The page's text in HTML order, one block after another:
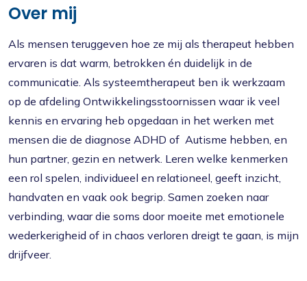
Over mij
Als mensen teruggeven hoe ze mij als therapeut hebben
ervaren is dat warm, betrokken én duidelijk in de
communicatie. Als systeemtherapeut ben ik werkzaam
op de afdeling Ontwikkelingsstoornissen waar ik veel
kennis en ervaring heb opgedaan in het werken met
mensen die de diagnose ADHD of Autisme hebben, en
hun partner, gezin en netwerk. Leren welke kenmerken
een rol spelen, individueel en relationeel, geeft inzicht,
handvaten en vaak ook begrip. Samen zoeken naar
verbinding, waar die soms door moeite met emotionele
wederkerigheid of in chaos verloren dreigt te gaan, is mijn
drijfveer.